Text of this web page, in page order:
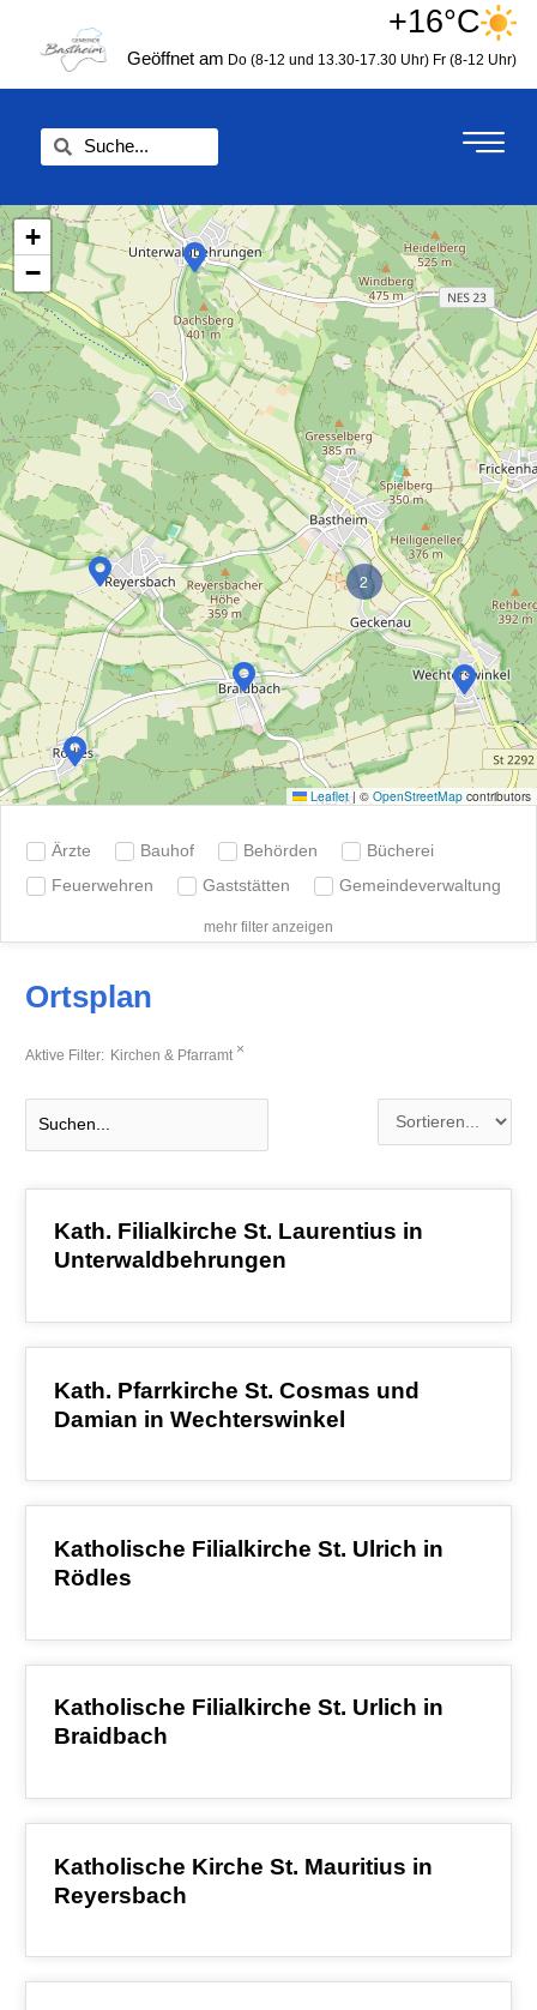
springen
+16°C
Geöffnet am Do (8-12 und 13.30-17.30 Uhr) Fr (8-12 Uhr)
2
+
−
Leaflet | © OpenStreetMap contributors
Ärzte Bauhof Behörden
Bücherei
Feuerwehren
Gaststätten Gemeindeverwaltung
mehr filter anzeigen
Ortsplan
Aktive Filter: Kirchen & Pfarramt ×
Kath. Filialkirche St. Laurentius in
Unterwaldbehrungen
Kath. Pfarrkirche St. Cosmas und
Damian in Wechterswinkel
Katholische Filialkirche St. Ulrich in
Rödles
Katholische Filialkirche St. Urlich in
Braidbach
Katholische Kirche St. Mauritius in
Reyersbach